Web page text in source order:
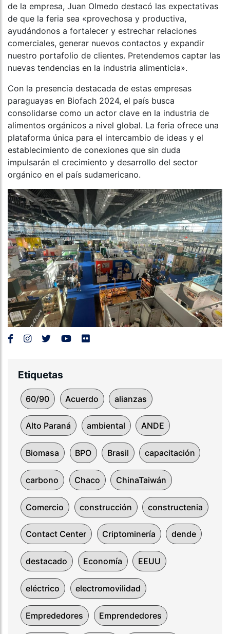
de la empresa, Juan Olmedo destacó las expectativas
de que la feria sea «provechosa y productiva,
ayudándonos a fortalecer y estrechar relaciones
comerciales, generar nuevos contactos y expandir
nuestro portafolio de clientes. Pretendemos captar las
nuevas tendencias en la industria alimenticia».
Con la presencia destacada de estas empresas
paraguayas en Biofach 2024, el país busca
consolidarse como un actor clave en la industria de
alimentos orgánicos a nivel global. La feria ofrece una
plataforma única para el intercambio de ideas y el
establecimiento de conexiones que sin duda
impulsarán el crecimiento y desarrollo del sector
orgánico en el país sudamericano.
Etiquetas
60/90 Acuerdo alianzas
Alto Paraná ambiental ANDE
Biomasa BPO Brasil capacitación
carbono Chaco ChinaTaiwán
Comercio construcción constructenia
Contact Center Criptominería dende
destacado Economía EEUU
eléctrico electromovilidad
Emprededores Emprendedores